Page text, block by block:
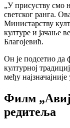
„У присуству смо
светског ранга.
Министарству
културе и јачање
Благојевић.
Он је подсетио да
културној
међу најзначајније
Филм
редитеља